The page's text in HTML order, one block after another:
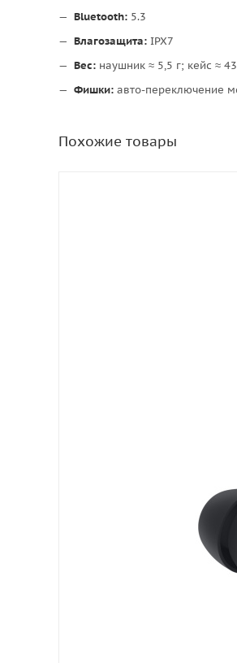
Bluetooth: 5.3
Влагозащита: IPX7
Вес: наушник ≈ 5,5 г; кейс ≈
Фишки: авто-переключение
Похожие товары